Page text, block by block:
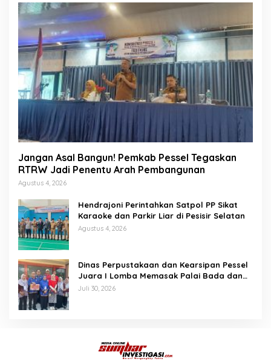
Jangan Asal Bangun! Pemkab Pessel Tegaskan
RTRW Jadi Penentu Arah Pembangunan
Agustus 4, 2026
Hendrajoni Perintahkan Satpol PP Sikat
Karaoke dan Parkir Liar di Pesisir Selatan
Agustus 4, 2026
Dinas Perpustakaan dan Kearsipan Pessel
Juara I Lomba Memasak Palai Bada dan
Lamang Golek
Juli 30, 2026